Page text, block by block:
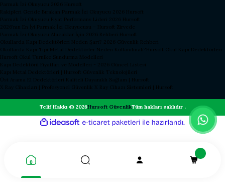
Parmak İzi Okuyucu 2026 Hursoft
Rakipleri Geride Bırakan Parmak İzi Okuyucu 2026 Hursoft
Parmak İzi Okuyucu Fiyat Performans Lideri 2026 Hursoft
2026’nın En İyi Parmak İzi Okuyucusu – Hursoft Zirvede
Parmak İzi Okuyucu Alacaklar İçin 2026 Rehberi Hursoft
Okullarda Kapı Dedektörleri Neden Şart? 2026 Güvenlik Rehberi
Okullarda Kapı Tipi Metal Dedektörler Neden Kullanılmalı?Hursoft Okul Kapı Dedektörleri
Hursoft Okul Turnike Sundurma Modelleri
Kapı Dedektörü Fiyatları ve Modelleri - 2026 Güncel Listesi
Kapı Metal Dedektörleri | Hursoft Güvenlik Teknolojileri
Üst Arama El Dedektörleri Kaliteli Dayanıklı Sağlam | Hursoft
X Ray Cihazları | Profesyonel Güvenlik X Ray Cihazı Sistemleri | Hursoft
Telif Hakkı © 2026Hursoft GüvenlikTüm hakları saklıdır .
ideasoft
e-
ile
hazırlandı.